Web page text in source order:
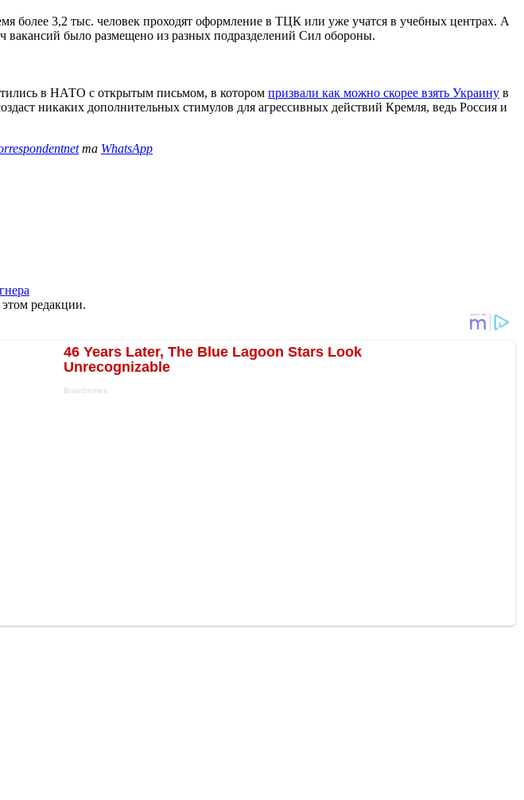
более 3,2 тыс. человек проходят оформление в ТЦК или уже учатся в учебных центрах. А
было размещено из разных подразделений Сил обороны.
в НАТО с открытым письмом, в котором призвали как можно скорее взять Украину в
никаких дополнительных стимулов для агрессивных действий Кремля, ведь Россия и
та WhatsApp
редакции.